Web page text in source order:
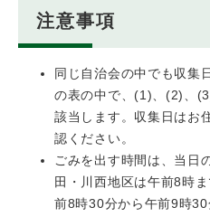
注意事項
同じ自治会の中でも収集
の表の中で、(1)、(2)、
該当します。収集日はお
認ください。
ごみを出す時間は、当日
田・川西地区は午前8時
前8時30分から午前9時